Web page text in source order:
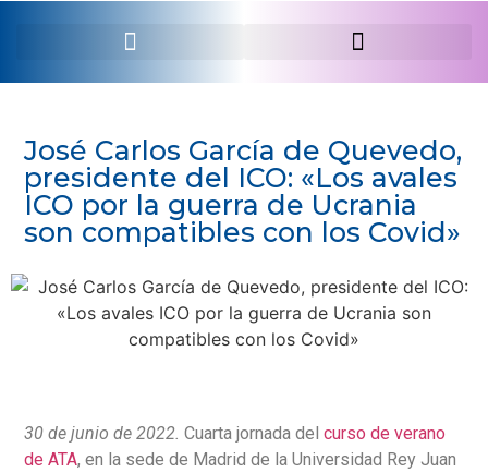
José Carlos García de Quevedo,
presidente del ICO: «Los avales
ICO por la guerra de Ucrania
son compatibles con los Covid»
30 de junio de 2022.Cuarta jornada delcurso de verano
de ATA, en la sede de Madrid de la Universidad Rey Juan